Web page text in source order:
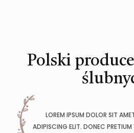
Polski
LOREM IPSUM DOLOR SIT
ADIPISCING ELIT. DONEC